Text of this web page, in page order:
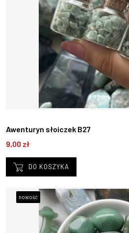
Awenturyn słoiczek B27
9,00 zł
DO KOSZYKA
nowość